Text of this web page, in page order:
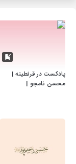
پادکست در قرنطینه |
محسن نامجو |